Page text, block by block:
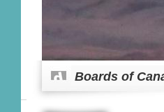
Boards of